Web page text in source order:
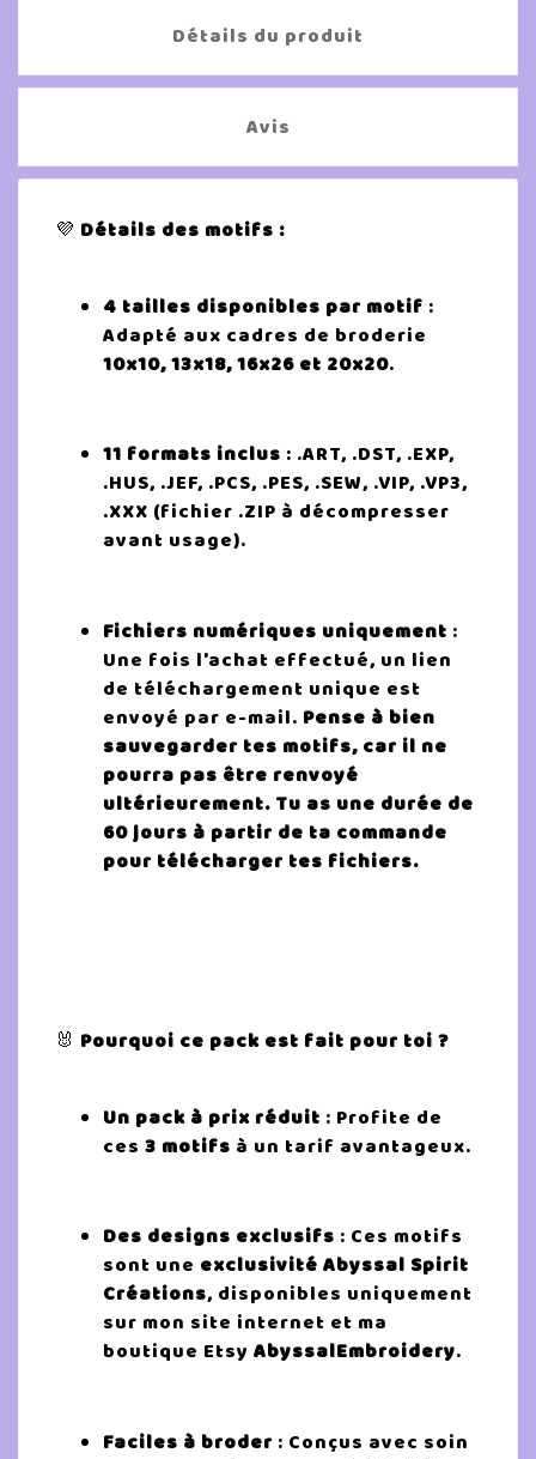
Détails du produit
Avis
💜 Détails des motifs :
4 tailles disponibles par motif :
Adapté aux cadres de broderie
10x10, 13x18, 16x26 et 20x20.
11 formats inclus : .ART, .DST, .EXP,
.HUS, .JEF, .PCS, .PES, .SEW, .VIP, .VP3,
.XXX (fichier .ZIP à décompresser
avant usage).
Fichiers numériques uniquement :
Une fois l'achat effectué, un lien
de téléchargement unique est
envoyé par e-mail. Pense à bien
sauvegarder tes motifs, car il ne
pourra pas être renvoyé
ultérieurement. Tu as une durée de
60 jours à partir de ta commande
pour télécharger tes fichiers.
🐰 Pourquoi ce pack est fait pour toi ?
Un pack à prix réduit : Profite de
ces 3 motifs à un tarif avantageux.
Des designs exclusifs : Ces motifs
sont une exclusivité Abyssal Spirit
Créations, disponibles uniquement
sur mon site internet et ma
boutique Etsy AbyssalEmbroidery.
Faciles à broder : Conçus avec soin